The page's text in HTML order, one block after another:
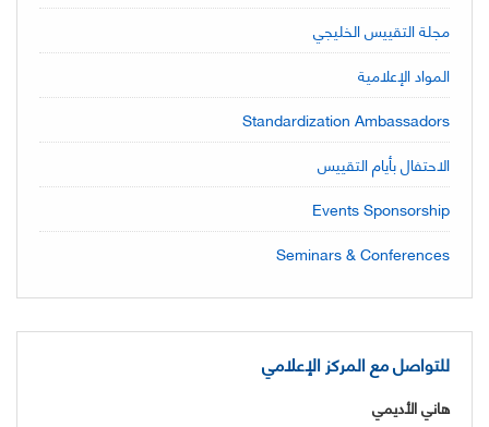
مجلة التقييس الخليجي
المواد الإعلامية
Standardization Ambassadors
الاحتفال بأيام التقييس
Events Sponsorship
Seminars & Conferences
للتواصل مع المركز الإعلامي
هاني الأديمي